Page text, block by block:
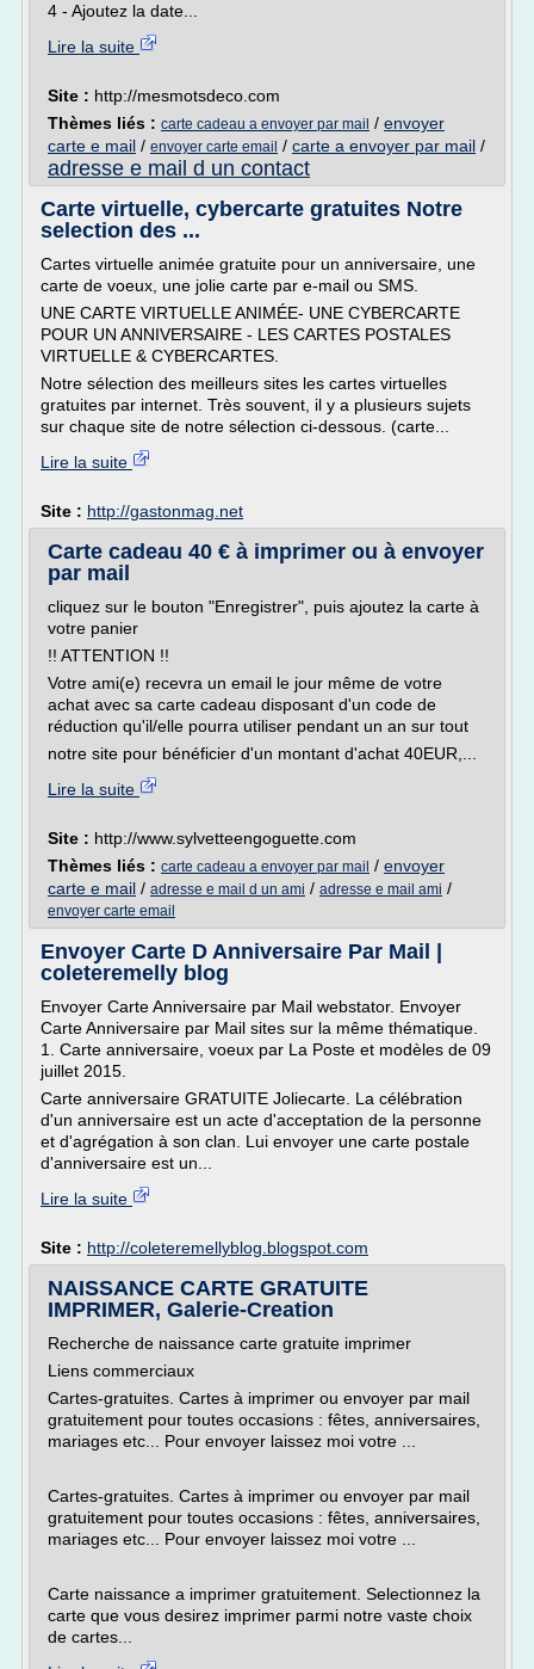
4 - Ajoutez la date...
Lire la suite
Site : http://mesmotsdeco.com
Thèmes liés : carte cadeau a envoyer par mail / envoyer
carte e mail / envoyer carte email / carte a envoyer par mail /
adresse e mail d un contact
Carte virtuelle, cybercarte gratuites Notre
selection des ...
Cartes virtuelle animée gratuite pour un anniversaire, une
carte de voeux, une jolie carte par e-mail ou SMS.
UNE CARTE VIRTUELLE ANIMÉE- UNE CYBERCARTE
POUR UN ANNIVERSAIRE - LES CARTES POSTALES
VIRTUELLE & CYBERCARTES.
Notre sélection des meilleurs sites les cartes virtuelles
gratuites par internet. Très souvent, il y a plusieurs sujets
sur chaque site de notre sélection ci-dessous. (carte...
Lire la suite
Site : http://gastonmag.net
Carte cadeau 40 € à imprimer ou à envoyer
par mail
cliquez sur le bouton "Enregistrer", puis ajoutez la carte à
votre panier
!! ATTENTION !!
Votre ami(e) recevra un email le jour même de votre
achat avec sa carte cadeau disposant d'un code de
réduction qu'il/elle pourra utiliser pendant un an sur tout
notre site pour bénéficier d'un montant d'achat 40EUR,...
Lire la suite
Site : http://www.sylvetteengoguette.com
Thèmes liés : carte cadeau a envoyer par mail / envoyer
carte e mail / adresse e mail d un ami / adresse e mail ami /
envoyer carte email
Envoyer Carte D Anniversaire Par Mail |
coleteremelly blog
Envoyer Carte Anniversaire par Mail webstator. Envoyer
Carte Anniversaire par Mail sites sur la même thématique.
1. Carte anniversaire, voeux par La Poste et modèles de 09
juillet 2015.
Carte anniversaire GRATUITE Joliecarte. La célébration
d'un anniversaire est un acte d'acceptation de la personne
et d'agrégation à son clan. Lui envoyer une carte postale
d'anniversaire est un...
Lire la suite
Site : http://coleteremellyblog.blogspot.com
NAISSANCE CARTE GRATUITE
IMPRIMER, Galerie-Creation
Recherche de naissance carte gratuite imprimer
Liens commerciaux
Cartes-gratuites. Cartes à imprimer ou envoyer par mail
gratuitement pour toutes occasions : fêtes, anniversaires,
mariages etc... Pour envoyer laissez moi votre ...
Cartes-gratuites. Cartes à imprimer ou envoyer par mail
gratuitement pour toutes occasions : fêtes, anniversaires,
mariages etc... Pour envoyer laissez moi votre ...
Carte naissance a imprimer gratuitement. Selectionnez la
carte que vous desirez imprimer parmi notre vaste choix
de cartes...